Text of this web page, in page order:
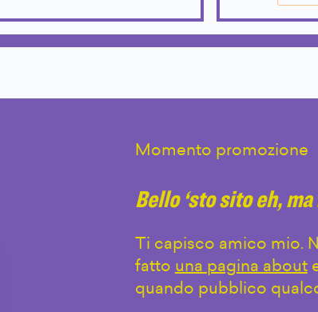
Momento promozione
Bello ‘sto sito eh,
Ti capisco amico mio.
fatto una pagina about
quando pubblico